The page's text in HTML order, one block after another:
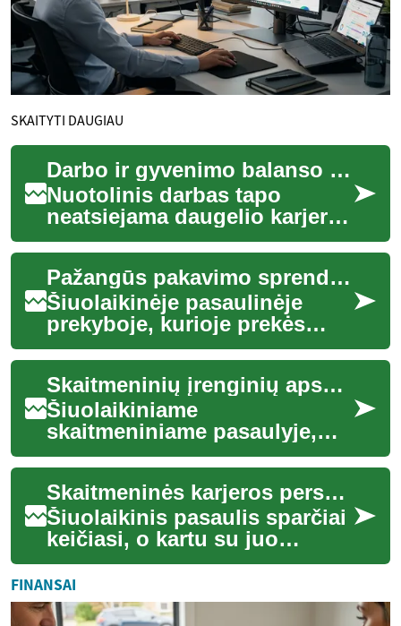
SKAITYTI DAUGIAU
Darbo ir gyvenimo balanso strategijos nuotoliniame darbe
Nuotolinis darbas tapo
neatsiejama daugelio karjeros
dalimi, siūlydamas lankstumą
ir galimybę dirbti iš bet kurios
vi...
Pažangūs pakavimo sprendimai pasaulinės prekybos iššūkiams
Šiuolaikinėje pasaulinėje
prekyboje, kurioje prekės
keliauja tūkstančius kilometrų
per įvairias klimato zonas ir
tran...
Skaitmeninių įrenginių apsauga ir kontrolė
Šiuolaikiniame
skaitmeniniame pasaulyje,
kuriame įmonės ir asmenys
vis labiau priklauso nuo
įvairių įrenginių, nuotol...
Skaitmeninės karjeros perspektyvos globaliame pasaulyje
Šiuolaikinis pasaulis sparčiai
keičiasi, o kartu su juo
transformuojasi ir darbo
rinka. Skaitmeninės
technologijos ir...
FINANSAI